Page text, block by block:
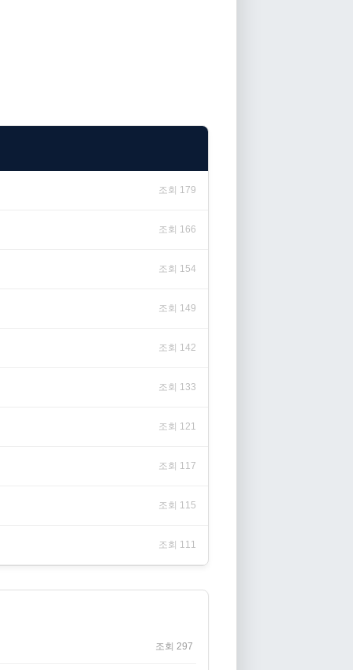
조회 179
조회 166
조회 154
조회 149
조회 142
조회 133
조회 121
조회 117
조회 115
조회 111
조회 297